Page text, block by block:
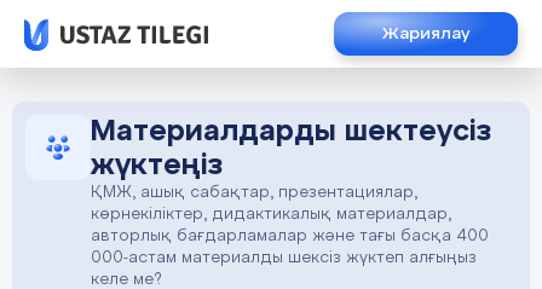
Жариялау
Материалдарды шектеусіз
жүктеңіз
ҚМЖ, ашық сабақтар, презентациялар,
көрнекіліктер, дидактикалық материалдар,
авторлық бағдарламалар және тағы басқа 400
000-астам материалды шексіз жүктеп алғыңыз
келе ме?